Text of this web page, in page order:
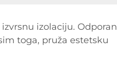
izolaciju. Odporan
toga, pruža estetsku